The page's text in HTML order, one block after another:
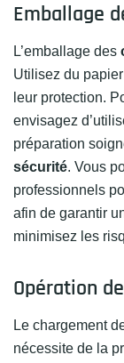
Emballage
L’emballage des
Utilisez du
leur protection.
envisagez
préparation
sécurité. Vous
professionnels
afin de garantir
minimisez les
Opération
Le chargement
nécessite de la